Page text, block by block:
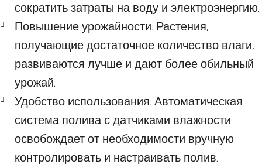
сократить затраты на воду и электроэнергию.
Повышение урожайности. Растения,
получающие достаточное количество влаги,
развиваются лучше и дают более обильный
урожай.
Удобство использования. Автоматическая
система полива с датчиками влажности
освобождает от необходимости вручную
контролировать и настраивать полив.